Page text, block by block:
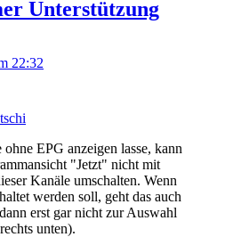
Unterstützung
22:32
EPG anzeigen lasse, kann
"Jetzt" nicht mit
Kanäle umschalten. Wenn
werden soll, geht das auch
erst gar nicht zur Auswahl
unten).